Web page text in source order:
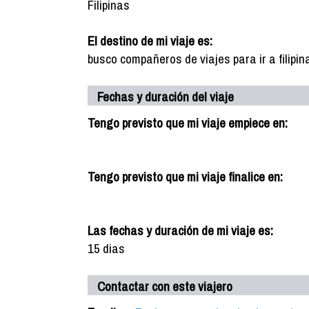
Filipinas
El destino de mi viaje es:
busco compañeros de viajes para ir a
Fechas y duración del viaje
Tengo previsto que mi viaje empiece en:
Tengo previsto que mi viaje finalice en:
Las fechas y duración de mi viaje es:
15 dias
Contactar con este viajero